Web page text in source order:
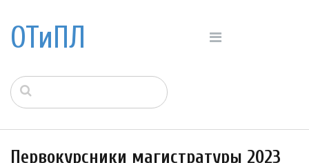
ОТиПЛ
Первокурсники магистратуры 2023